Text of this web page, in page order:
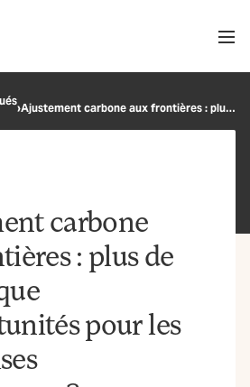
› Ajustement carbone aux frontières : plus de risques que d’opportunités pour les entreprises européennes ?
carbone
: plus de
pour les